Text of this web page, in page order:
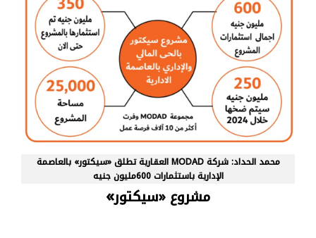
محمد الحداد: شركة MODAD العقارية تطلق «سيكتور» بالعاصمة
الإدارية باستثمارات 600مليون جنيه
مشروع «سيكتور»